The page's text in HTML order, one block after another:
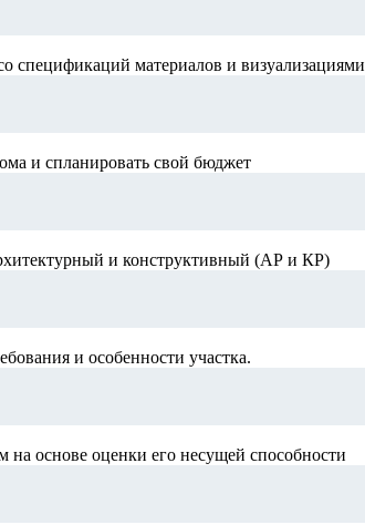
спецификаций материалов и визуализациями
и спланировать свой бюджет
и конструктивный (АР и КР)
и особенности участка.
основе оценки его несущей способности